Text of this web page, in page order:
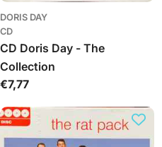
DORIS DAY
CD
CD Doris Day - The
Collection
Обычная
€7,77